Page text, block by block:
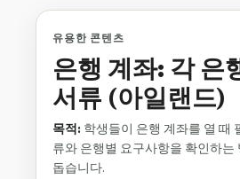
유용한 콘텐츠
은행 계좌: 각 은
서류 (아일랜드)
목적: 학생들이 은행 계좌를 열 때
류와 은행별 요구사항을 확인하는
돕습니다.